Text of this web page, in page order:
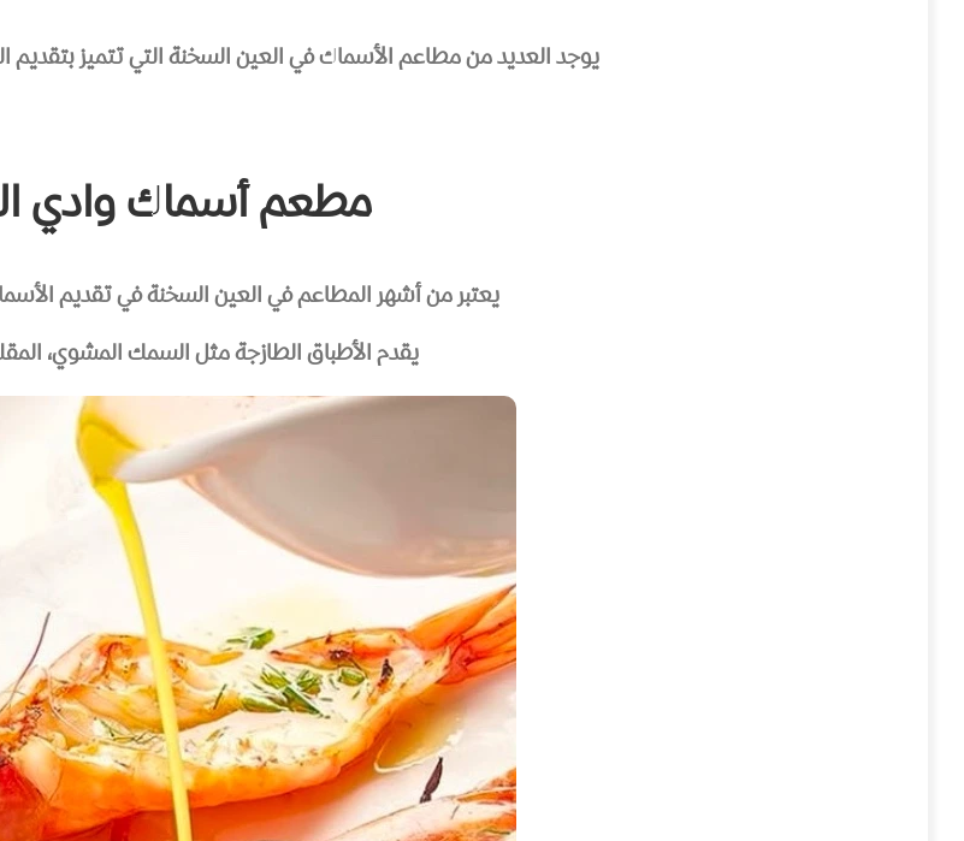
يوجد العديد من مطاعم الأسماك في العين السخنة التي تتميز بتقديم
مطعم أسماك وادي
يعتبر من أشهر المطاعم في العين السخنة في تقديم
يقدم الأطباق الطازجة مثل السمك المشوي،